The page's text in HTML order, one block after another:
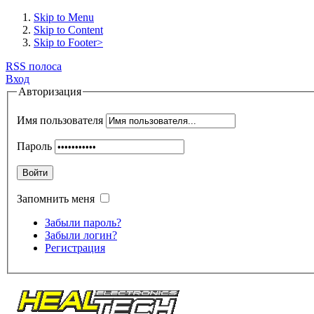
Skip to Menu
Skip to Content
Skip to Footer>
RSS полоса
Вход
Авторизация
Имя пользователя
Пароль
Войти
Запомнить меня
Забыли пароль?
Забыли логин?
Регистрация